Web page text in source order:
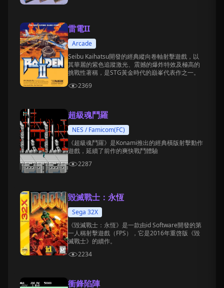
雷電II
Arcade
Seibu Kaihatsu開發的經典縱向卷軸射擊遊戲，以
其華麗的紫色追蹤激光、震撼的爆炸特效及極高的
挑戰性著稱，是STG黃金時代的巔峯代表作之一。
2369
超級魂鬥羅
NES / Famicom(FC)
《超級魂鬥羅》是Konami推出的經典橫版射擊動作
遊戲，延續了前作的爽快戰鬥體驗
2287
毀滅戰士：永恆
Sega 32X
《毀滅戰士：永恆》是一款由id Software開發的第
一人稱射擊遊戲（FPS），它是2016年重啓版《毀
滅戰士》的續作。
2234
衝鋒陷陣